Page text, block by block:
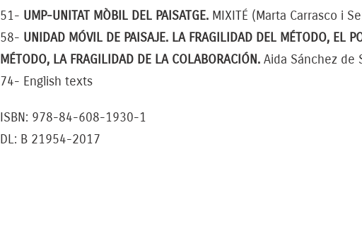
51- UMP-UNITAT MÒBIL DEL PAISATGE. MIXITÉ (Marta Carrasco i
58- UNIDAD MÓVIL DE PAISAJE. LA FRAGILIDAD DEL MÉTODO, EL
MÉTODO, LA FRAGILIDAD DE LA COLABORACIÓN. Aida Sánchez de
74- English texts
ISBN: 978-84-608-1930-1
DL: B 21954-2017